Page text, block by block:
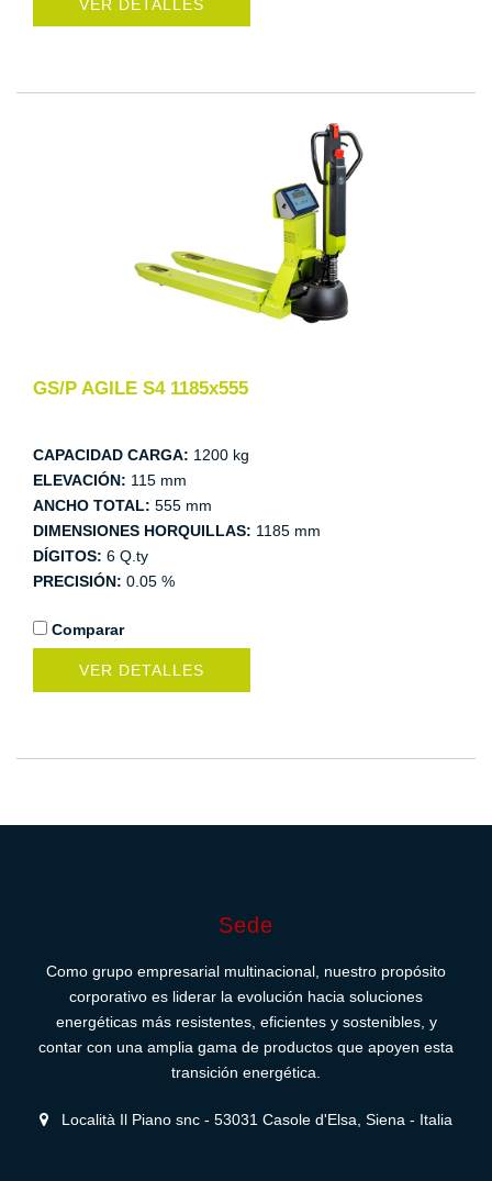
VER DETALLES
GS/P AGILE S4 1185x555
CAPACIDAD CARGA: 1200 kg
ELEVACIÓN: 115 mm
ANCHO TOTAL: 555 mm
DIMENSIONES HORQUILLAS: 1185 mm
DÍGITOS: 6 Q.ty
PRECISIÓN: 0.05 %
Comparar
VER DETALLES
Sede
Como grupo empresarial multinacional, nuestro propósito
corporativo es liderar la evolución hacia soluciones
energéticas más resistentes, eficientes y sostenibles, y
contar con una amplia gama de productos que apoyen esta
transición energética.
Località Il Piano snc - 53031 Casole d'Elsa, Siena - Italia